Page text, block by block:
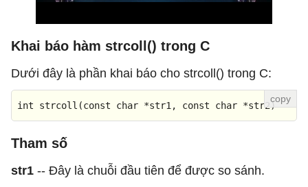
Khai báo hàm strcoll() trong C
Dưới đây là phần khai báo cho strcoll() trong C:
int strcoll (const char *str1, const char *str2)
Tham số
str1 -- Đây là chuỗi đầu tiên để được so sánh.